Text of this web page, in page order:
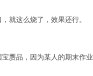
就这么烧了，效果还行。
赝品，因为某人的期末作业